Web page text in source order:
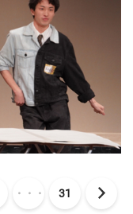
・・・ 31